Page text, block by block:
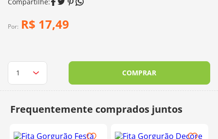
Por: R$ 17,49
COMPRAR
6º euroroma
º lã cisne
10 dmc
charme